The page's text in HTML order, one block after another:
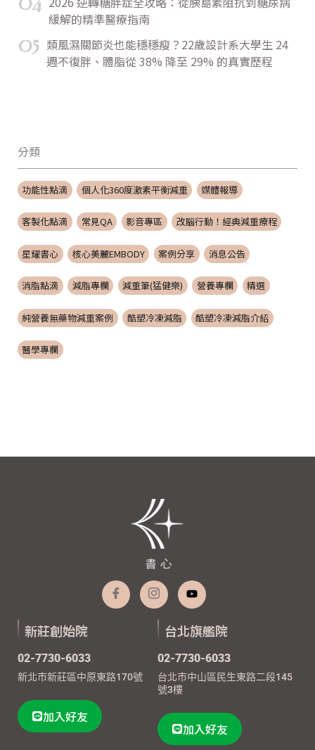
緩解的精準醫療指南
05 類風濕關節炎也能穩穩瘦？22歲設計系大學生 24
週不復胖、體脂從 38% 降至 29% 的真實歷程
分類
功能性點滴 個人化360度激素平衡減重 媒體報導
客製化點滴 常見QA 影音專區 改腦行動！經典減重療程
星耀書心 核心美麗EMBODY 案例分享 消息公告
消脂點滴 減脂專欄 減重筆(猛健樂) 營養專欄 精選
純營養無藥物減重案例 酷塑冷凍減脂 酷塑冷凍減脂介紹
醫學專欄
新莊創始院
02-7730-6033
新北市新莊區中原東路170號
加入好友
台北旗艦院
02-7730-6033
台北市中山區民生東路二段145
號3樓
加入好友